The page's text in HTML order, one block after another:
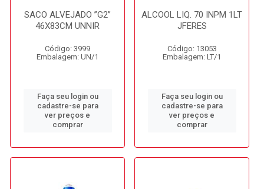
SACO ALVEJADO ”G2”
46X83CM UNNIR
Código: 3999
Embalagem: UN/1
Faça seu login ou
cadastre-se para
ver preços e
comprar
ALCOOL LIQ. 70 INPM 1LT
JFERES
Código: 13053
Embalagem: LT/1
Faça seu login ou
cadastre-se para
ver preços e
comprar